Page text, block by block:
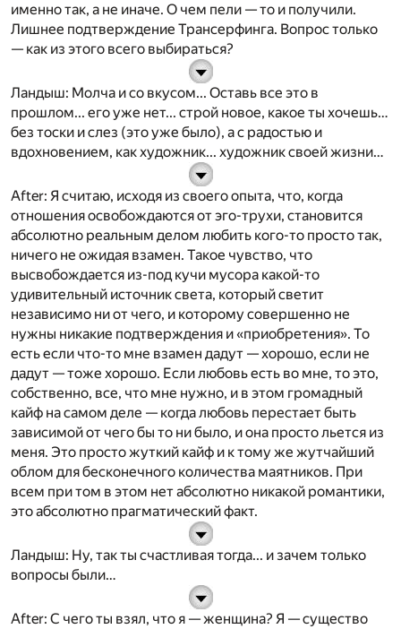
именно так, а не иначе. О чем пели — то и получили.
Лишнее подтверждение Трансерфинга. Вопрос только
— как из этого всего выбираться?
Ландыш: Молча и со вкусом... Оставь все это в
прошлом... его уже нет... строй новое, какое ты хочешь…
без тоски и слез (это уже было), а с радостью и
вдохновением, как художник... художник своей жизни…
After: Я считаю, исходя из своего опыта, что, когда
отношения освобождаются от эго-трухи, становится
абсолютно реальным делом любить кого-то просто так,
ничего не ожидая взамен. Такое чувство, что
высвобождается из-под кучи мусора какой-то
удивительный источник света, который светит
независимо ни от чего, и которому совершенно не
нужны никакие подтверждения и «приобретения». То
есть если что-то мне взамен дадут — хорошо, если не
дадут — тоже хорошо. Если любовь есть во мне, то это,
собственно, все, что мне нужно, и в этом громадный
кайф на самом деле — когда любовь перестает быть
зависимой от чего бы то ни было, и она просто льется из
меня. Это просто жуткий кайф и к тому же жутчайший
облом для бесконечного количества маятников. При
всем при том в этом нет абсолютно никакой романтики,
это абсолютно прагматический факт.
Ландыш: Ну, так ты счастливая тогда... и зачем только
вопросы были…
After: С чего ты взял, что я — женщина? Я — существо